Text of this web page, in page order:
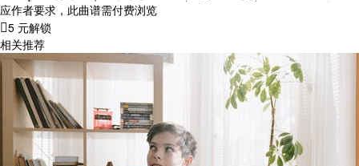
应作者要求，此曲谱需付费浏览
5 元解锁
相关推荐